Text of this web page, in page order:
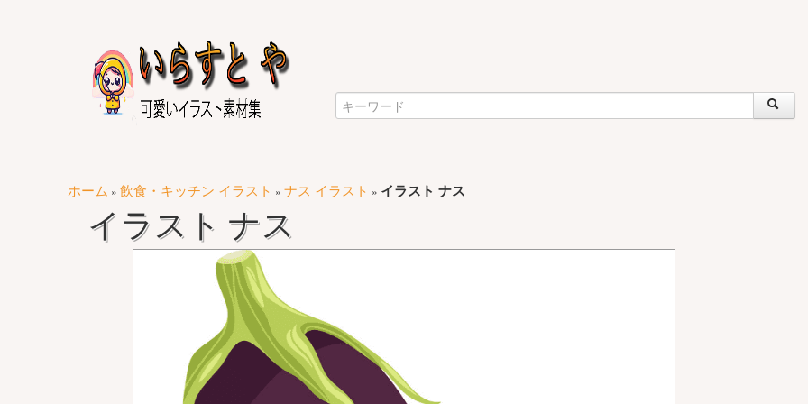
ホーム » 飲食・キッチン イラスト » ナス イラスト » イラスト ナス
イラスト ナス